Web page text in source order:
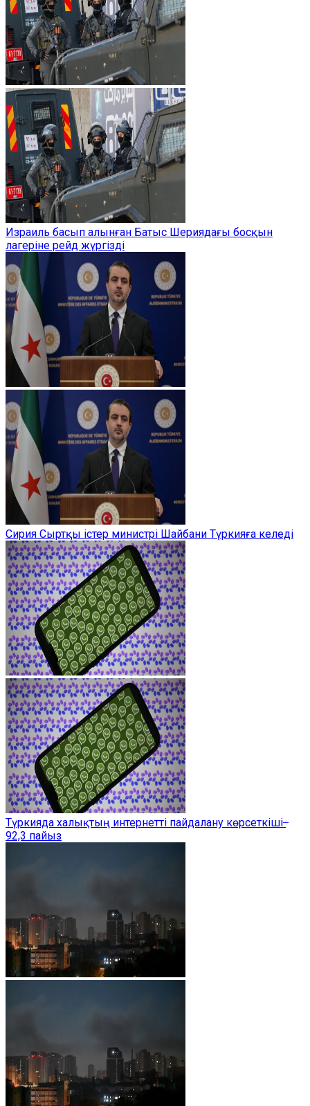
Израиль басып алынған Батыс Шериядағы босқын
лагеріне рейд жүргізді
Сирия Сыртқы істер министрі Шайбани Түркияға келеді
Түркияда халықтың интернетті пайдалану көрсеткіші ̶
92,3 пайыз